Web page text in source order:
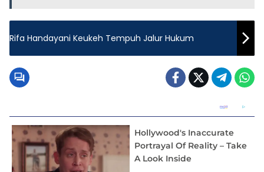
Rifa Handayani Keukeh Tempuh Jalur Hukum